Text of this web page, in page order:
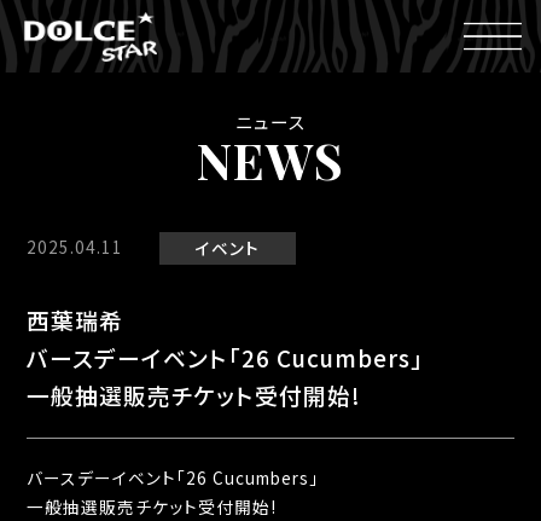
ニュース
NEWS
2025.04.11 イベント
西葉瑞希
バースデーイベント「26 Cucumbers」
一般抽選販売チケット受付開始!
バースデーイベント「26 Cucumbers」
一般抽選販売チケット受付開始!